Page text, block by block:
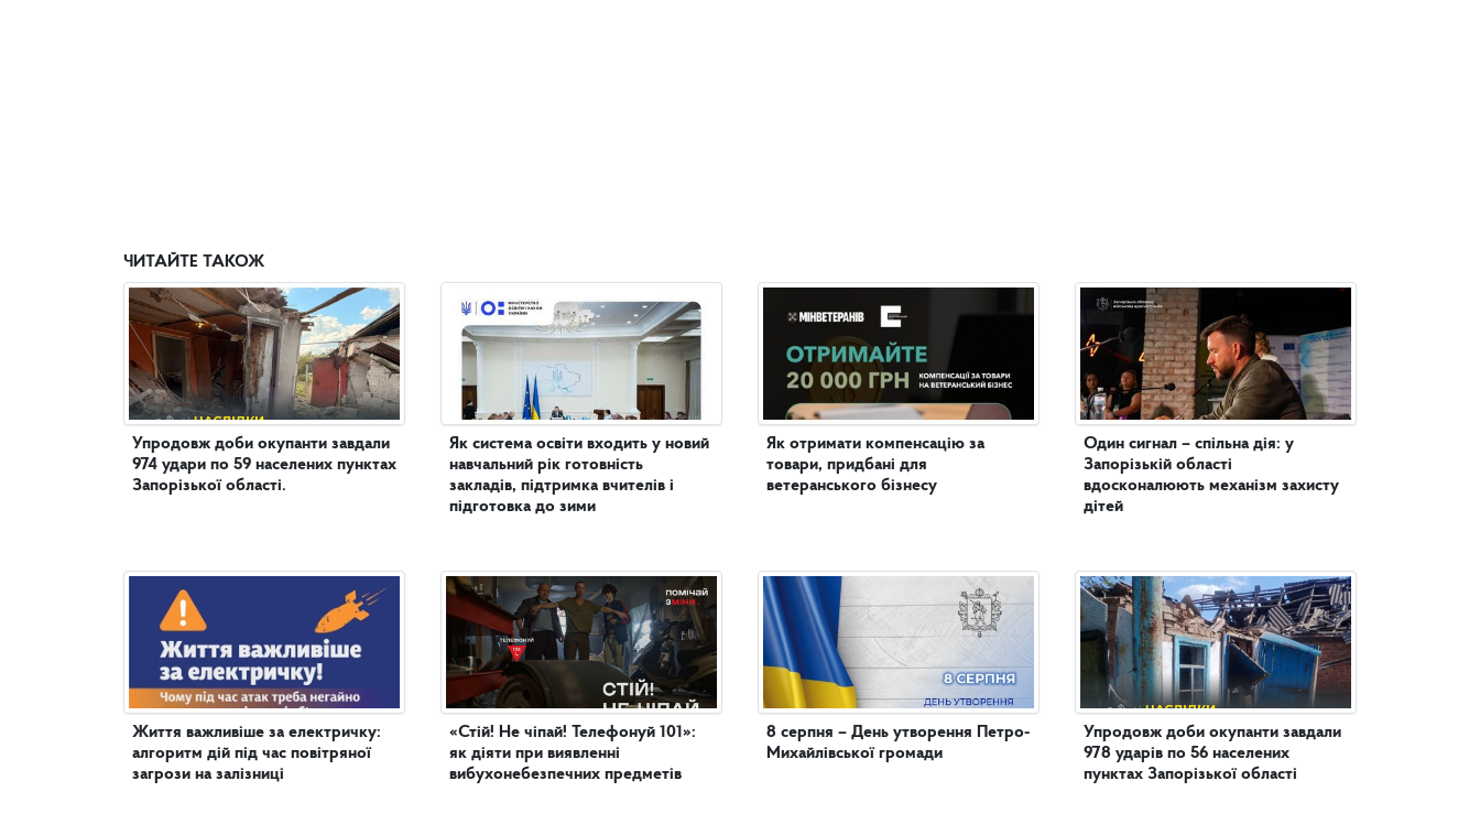
ЧИТАЙТЕ ТАКОЖ
Упродовж доби окупанти завдали
974 удари по 59 населених пунктах
Запорізької області.
Життя важливіше за електричку:
алгоритм дій під час повітряної
загрози на залізниці
Як система освіти входить у новий
навчальний рік готовність
закладів, підтримка вчителів і
підготовка до зими
«Стій! Не чіпай! Телефонуй 101»:
як діяти при виявленні
вибухонебезпечних предметів
Як отримати компенсацію за
товари, придбані для
ветеранського бізнесу
8 серпня – День утворення Петро-
Михайлівської громади
Один сигнал – спільна дія: у
Запорізькій області
вдосконалюють механізм захисту
дітей
Упродовж доби окупанти завдали
978 ударів по 56 населених
пунктах Запорізької області